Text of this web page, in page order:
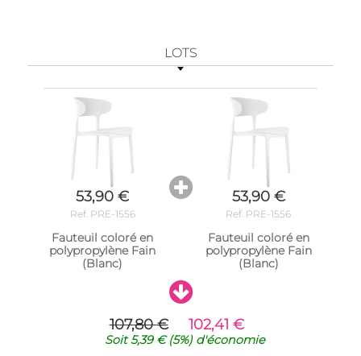
LOTS
53,90 €
Ref. PRE-1556
Fauteuil coloré en
polypropylène Fain
(Blanc)
53,90 €
Ref. PRE-1556
Fauteuil coloré en
polypropylène Fain
(Blanc)
107,80 € 102,41 €
Soit5,39 €(5%)d'économie